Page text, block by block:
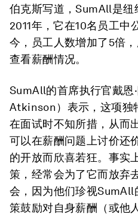
伯克斯写道，SumAll是纽
2011年，它在10名员工中
今，员工人数增加了5倍
查看薪酬情况。
SumAll的首席执行官戴恩
Atkinson）表示，这项独
在面试时不知所措，从而
可以在薪酬问题上讨价还
的开放而欣喜若狂。事实
策，经常会为了它而放弃
会，因为他们珍视SumAll
策鼓励对自身薪酬（或他